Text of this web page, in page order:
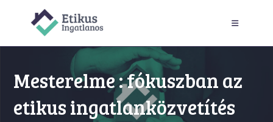
Mesterelme : fókuszban az
etikus ingatlanközvetítés